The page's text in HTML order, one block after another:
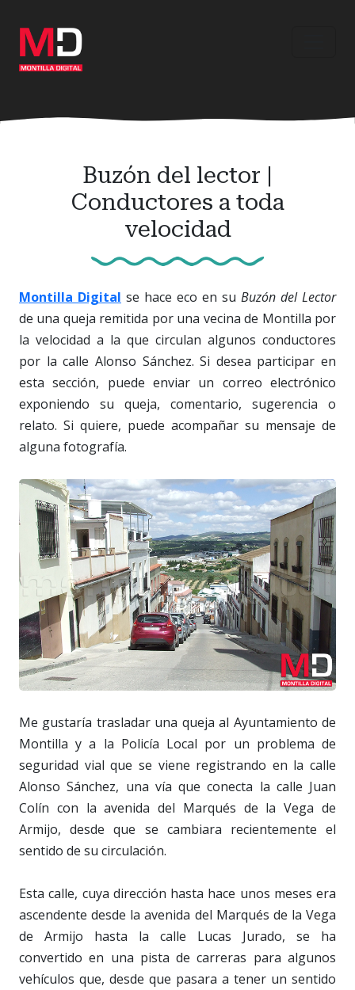
contenido
principal
Buzón del lector |
Conductores a toda
velocidad
Montilla Digital se hace eco en su Buzón del Lector
de una queja remitida por una vecina de Montilla por
la velocidad a la que circulan algunos conductores
por la calle Alonso Sánchez. Si desea participar en
esta sección, puede enviar un correo electrónico
exponiendo su queja, comentario, sugerencia o
relato. Si quiere, puede acompañar su mensaje de
alguna fotografía.
Me gustaría trasladar una queja al Ayuntamiento de
Montilla y a la Policía Local por un problema de
seguridad vial que se viene registrando en la calle
Alonso Sánchez, una vía que conecta la calle Juan
Colín con la avenida del Marqués de la Vega de
Armijo, desde que se cambiara recientemente el
sentido de su circulación.
Esta calle, cuya dirección hasta hace unos meses era
ascendente desde la avenida del Marqués de la Vega
de Armijo hasta la calle Lucas Jurado, se ha
convertido en una pista de carreras para algunos
vehículos que, desde que pasara a tener un sentido